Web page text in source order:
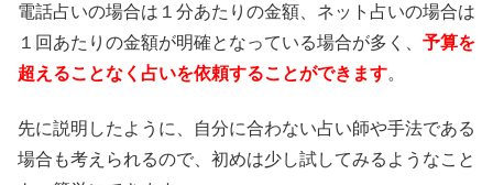
電話占いの場合は１分あたりの金額、ネット占いの場合は
１回あたりの金額が明確となっている場合が多く、 予算を
超えることなく占いを依頼することができます。
先に説明したように、自分に合わない占い師や手法である
場合も考えられるので、初めは少し試してみるようなこと